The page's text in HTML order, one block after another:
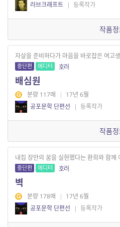
러브크래프트 | 등록작가
작품
자살을 준비하다가 마음을 바로잡은 여고
중단편 에디터 호러
배심원
분량 117매 | 17년 6월
공포문학 단편선
| 등록작가
작품
내집 장만의 꿈을 실현했다는 환희와 함께
중단편 에디터 호러
벽
분량 178매 | 17년 6월
공포문학 단편선
| 등록작가